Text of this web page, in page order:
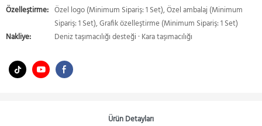
Özelleştirme: Özel logo (Minimum Sipariş: 1 Set), Özel ambalaj (Minimum
Sipariş: 1 Set), Grafik özelleştirme (Minimum Sipariş: 1 Set)
Nakliye:
Deniz taşımacılığı desteği · Kara taşımacılığı
Ürün Detayları